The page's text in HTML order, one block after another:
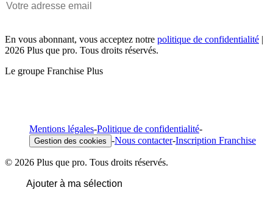
En vous abonnant, vous acceptez notre politique de confidentialité |
2026 Plus que pro. Tous droits réservés.
Le groupe Franchise Plus
Mentions légales-Politique de confidentialité-
Gestion des cookies -Nous contacter-Inscription Franchise
© 2026 Plus que pro. Tous droits réservés.
Ajouter à ma sélection